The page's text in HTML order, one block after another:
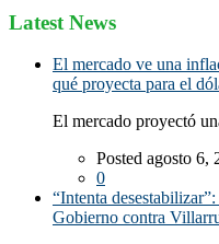
Latest News
El mercado ve una
qué proyecta para el
El mercado proyectó
Posted agosto 6,
0
“Intenta
Gobierno contra